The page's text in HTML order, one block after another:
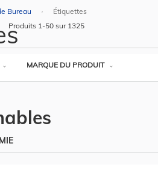
Bureau Étiquettes
MARQUE DU PRODUIT
Produits 1-50 sur 1325